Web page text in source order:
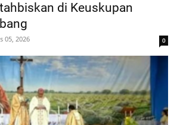
di Keuskupan
05, 2026 0